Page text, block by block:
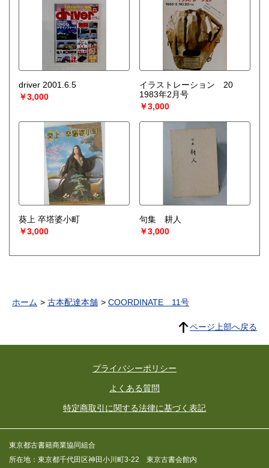
driver 2001.6.5
￥3,000
イラストレーション 20
1983年2月号
￥3,000
葵上 卒塔婆小町
￥3,000
句集 耕人
￥3,000
ホーム 古本配達本舗 COORDINATE 11号
ページ上部へ戻る
プライバシーポリシー
よくある質問
特定商取引に関する法律に基づく表記
東京都古書籍商業協同組合
所在地：東京都千代田区神田小川町3-22 東京古書会館内